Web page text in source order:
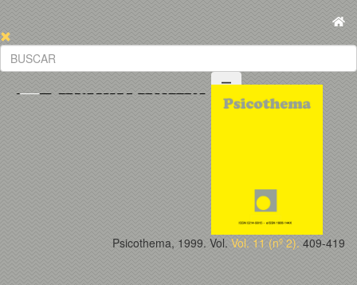
Psicothema, 1999. Vol. Vol. 11 (nº 2). 409-419